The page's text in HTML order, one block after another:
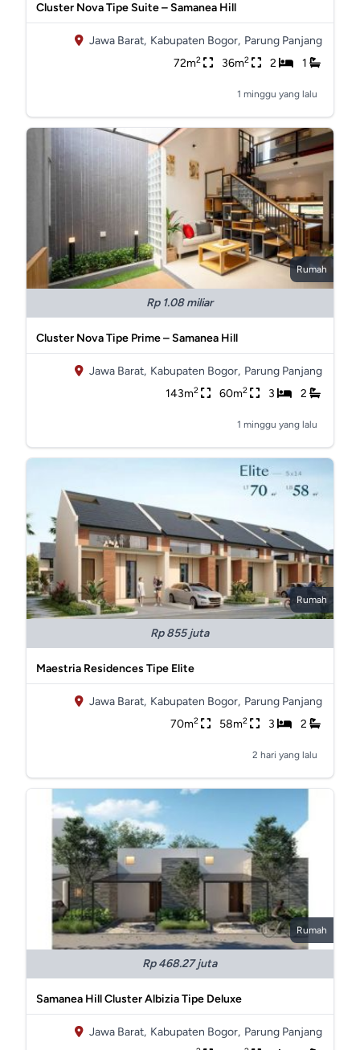
Cluster Nova Tipe Suite – Samanea Hill
Jawa Barat, Kabupaten Bogor, Parung Panjang
72m2 36m2 2 1
1 minggu yang lalu
Rumah
Rp 1.08 miliar
Cluster Nova Tipe Prime – Samanea Hill
Jawa Barat, Kabupaten Bogor, Parung Panjang
143m2 60m2 3 2
1 minggu yang lalu
Rumah
Rp 855 juta
Maestria Residences Tipe Elite
Jawa Barat, Kabupaten Bogor, Parung Panjang
70m2 58m2 3 2
2 hari yang lalu
Rumah
Rp 468.27 juta
Samanea Hill Cluster Albizia Tipe Deluxe
Jawa Barat, Kabupaten Bogor, Parung Panjang